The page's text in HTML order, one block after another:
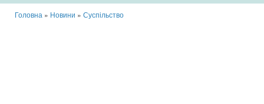
Головна » Новини » Суспільство